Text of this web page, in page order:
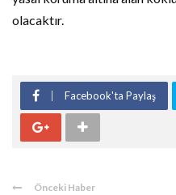
olacaktır.
Facebook'ta Paylaş
Önceki Haber